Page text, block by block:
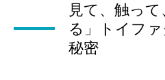
見て、触っ
る」トイフ
秘密